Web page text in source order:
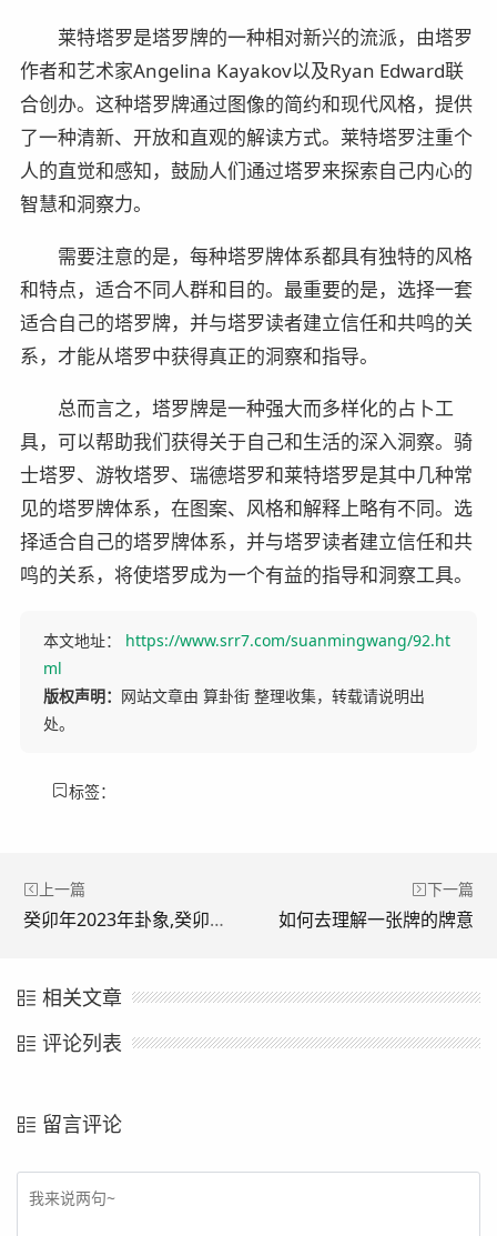
莱特塔罗是塔罗牌的一种相对新兴的流派，由塔罗
作者和艺术家Angelina Kayakov以及Ryan Edward联
合创办。这种塔罗牌通过图像的简约和现代风格，提供
了一种清新、开放和直观的解读方式。莱特塔罗注重个
人的直觉和感知，鼓励人们通过塔罗来探索自己内心的
智慧和洞察力。
需要注意的是，每种塔罗牌体系都具有独特的风格
和特点，适合不同人群和目的。最重要的是，选择一套
适合自己的塔罗牌，并与塔罗读者建立信任和共鸣的关
系，才能从塔罗中获得真正的洞察和指导。
总而言之，塔罗牌是一种强大而多样化的占卜工
具，可以帮助我们获得关于自己和生活的深入洞察。骑
士塔罗、游牧塔罗、瑞德塔罗和莱特塔罗是其中几种常
见的塔罗牌体系，在图案、风格和解释上略有不同。选
择适合自己的塔罗牌体系，并与塔罗读者建立信任和共
鸣的关系，将使塔罗成为一个有益的指导和洞察工具。
本文地址： https://www.srr7.com/suanmingwang/92.ht
ml
版权声明： 网站文章由 算卦街 整理收集，转载请说明出
处。
标签：
上一篇
癸卯年2023年卦象,癸卯年兔年吉凶占卜
下一篇
如何去理解一张牌的牌意
相关文章
评论列表
留言评论